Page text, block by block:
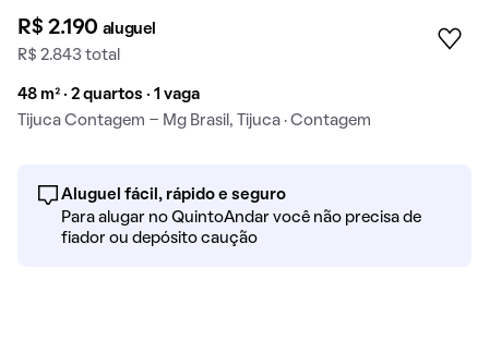
R$ 2.190 aluguel
R$ 2.843 total
48 m² · 2 quartos · 1 vaga
Tijuca Contagem - Mg Brasil, Tijuca · Contagem
Aluguel fácil, rápido e seguro
Para alugar no QuintoAndar você não precisa de
fiador ou depósito caução